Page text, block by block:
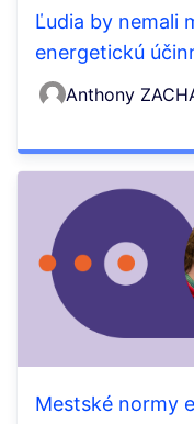
Ľudia by nemali
energetickú
Anthony
Mestské normy